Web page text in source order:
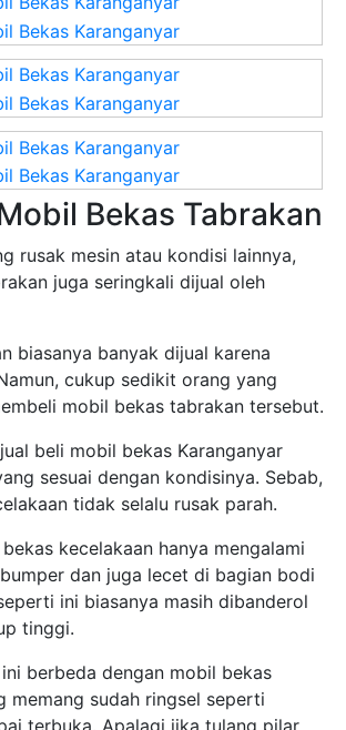
Bekas Tabrakan
rusak mesin atau kondisi lainnya,
juga seringkali dijual oleh
biasanya banyak dijual karena
cukup sedikit orang yang
mobil bekas tabrakan tersebut.
beli mobil bekas Karanganyar
sesuai dengan kondisinya. Sebab,
tidak selalu rusak parah.
kecelakaan hanya mengalami
dan juga lecet di bagian bodi
ini biasanya masih dibanderol
tinggi.
berbeda dengan mobil bekas
memang sudah ringsel seperti